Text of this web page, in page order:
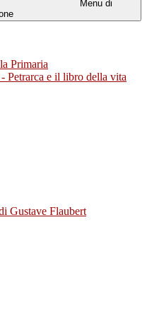
Menu di
Primaria
Petrarca e il libro della vita
Gustave Flaubert